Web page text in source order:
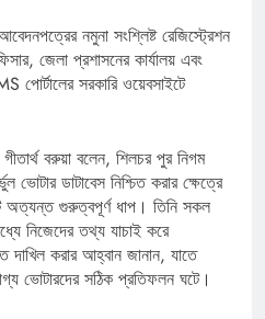
নমুনা সংশ্লিষ্ট রেজিস্ট্রেশন
জেলা প্রশাসনের কার্যালয় এবং
পোর্টালের সরকারি ওয়েবসাইটে
বরুয়া বলেন, শিলচর পুর নিগম
ভোটার ডাটাবেস নিশ্চিত করার ক্ষেত্রে
অত্যন্ত গুরুত্বপূর্ণ ধাপ। তিনি সকল
নিজেদের তথ্য যাচাই করে
দাখিল করার আহ্বান জানান, যাতে
ভোটারদের সঠিক প্রতিফলন ঘটে।